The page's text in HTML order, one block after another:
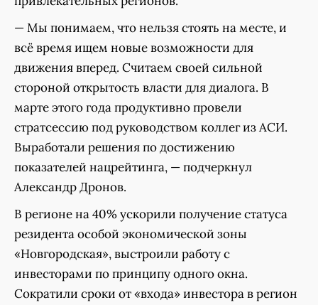
— Мы понимаем, что нельзя стоять на месте, и
всё время ищем новые возможности для
движения вперед. Считаем своей сильной
стороной открытость власти для диалога. В
марте этого года продуктивно провели
стратсессию под руководством коллег из АСИ.
Выработали решения по достижению
показателей нацрейтинга, — подчеркнул
Александр Дронов.
В регионе на 40% ускорили получение статуса
резидента особой экономической зоны
«Новгородская», выстроили работу с
инвесторами по принципу одного окна.
Сократили сроки от «входа» инвестора в регион